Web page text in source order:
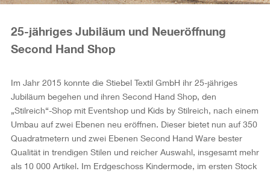
25-jähriges Jubiläum und Neueröffnung
Second Hand Shop
Im Jahr 2015 konnte die Stiebel Textil GmbH ihr 25-jähriges
Jubiläum begehen und ihren Second Hand Shop, den
„Stilreich“-Shop mit Eventshop und Kids by Stilreich, nach einem
Umbau auf zwei Ebenen neu eröffnen. Dieser bietet nun auf 350
Quadratmetern und zwei Ebenen Second Hand Ware bester
Qualität in trendigen Stilen und reicher Auswahl, insgesamt mehr
als 10 000 Artikel. Im Erdgeschoss Kindermode, im ersten Stock